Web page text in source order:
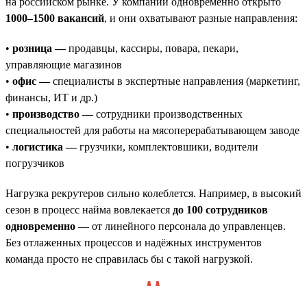
1000–1500 вакансий, и они охватывают разные направления:
• розница —продавцы, кассиры, повара, пекари,
управляющие магазинов
• офис —специалисты в экспертные направления (маркетинг,
финансы, ИТ и др.)
• производство —сотрудники производственных
специальностей для работы на мясоперерабатывающем заводе
• логистика —грузчики, комплектовшики, водители
погрузчиков
Нагрузка рекрутеров сильно колеблется. Например, в высокий
сезон в процесс найма вовлекается до 100 сотрудников
одновременно — от линейного персонала до управленцев.
Без отлаженных процессов и надёжных инструментов
команда просто не справилась бы с такой нагрузкой.